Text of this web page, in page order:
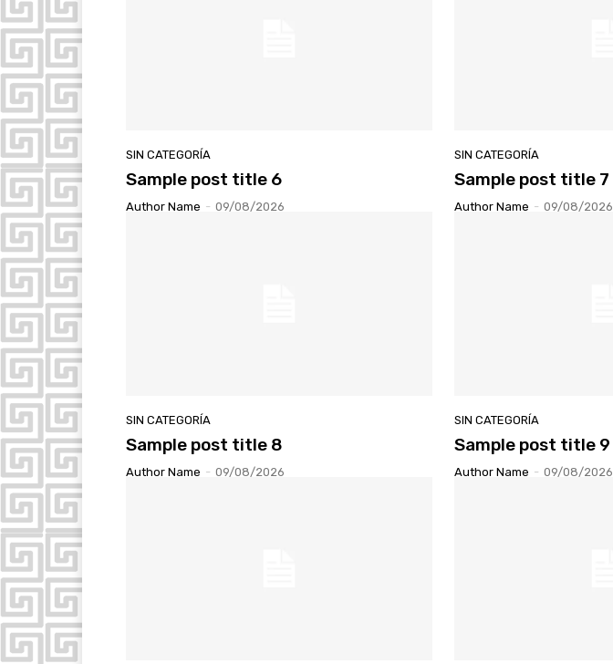
SIN CATEGORÍA
Sample post title 6
Author Name - 09/08/2026
SIN CATEGORÍA
Sample post title 7
Author Name - 09/08/2026
SIN CATEGORÍA
Sample post title 8
Author Name - 09/08/2026
SIN CATEGORÍA
Sample post title 9
Author Name - 09/08/2026